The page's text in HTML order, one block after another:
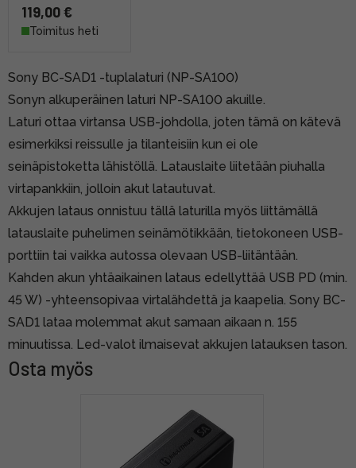
119,00 €
Toimitus heti
Sony BC-SAD1 -tuplalaturi (NP-SA100)
Sonyn alkuperäinen laturi NP-SA100 akuille.
Laturi ottaa virtansa USB-johdolla, joten tämä on kätevä
esimerkiksi reissulle ja tilanteisiin kun ei ole
seinäpistoketta lähistöllä. Latauslaite liitetään piuhalla
virtapankkiin, jolloin akut latautuvat.
Akkujen lataus onnistuu tällä laturilla myös liittämällä
latauslaite puhelimen seinämötikkään, tietokoneen USB-
porttiin tai vaikka autossa olevaan USB-liitäntään.
Kahden akun yhtäaikainen lataus edellyttää USB PD (min.
45 W) -yhteensopivaa virtalähdettä ja kaapelia. Sony BC-
SAD1 lataa molemmat akut samaan aikaan n. 155
minuutissa. Led-valot ilmaisevat akkujen latauksen tason.
Osta myös